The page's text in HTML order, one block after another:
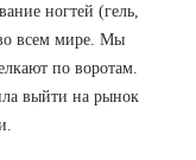
ногтей (гель,
всем мире. Мы
по воротам.
выйти на рынок